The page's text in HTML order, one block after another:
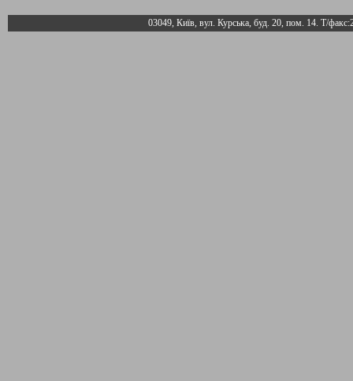
03049, Київ, вул. Курська, буд. 20, пом. 14. Т/